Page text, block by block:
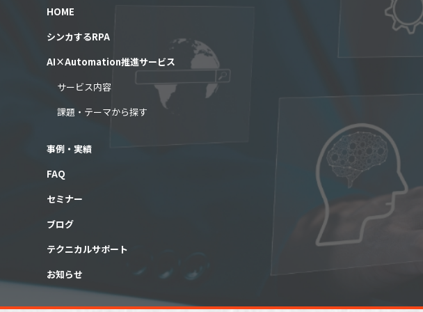
HOME
シンカするRPA
AI×Automation推進サービス
サービス内容
課題・テーマから探す
事例・実績
FAQ
セミナー
ブログ
テクニカルサポート
お知らせ